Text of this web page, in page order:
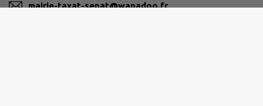
mairie-taxat-senat@wanadoo.fr